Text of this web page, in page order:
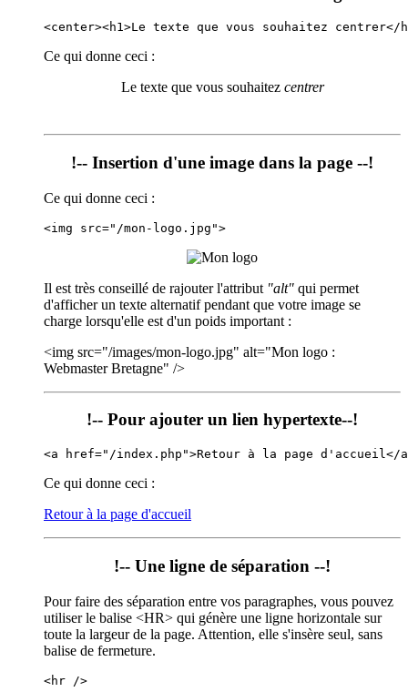
<center><h1>Le texte que vous souhaitez centrer</
Ce qui donne ceci :
Le texte que vous souhaitez centrer
!-- Insertion d'une image dans la page --!
Ce qui donne ceci :
<img src="/mon-logo.jpg">
Il est très conseillé de rajouter l'attribut "alt" qui permet
d'afficher un texte alternatif pendant que votre image se
charge lorsqu'elle est d'un poids important :
<img src="/images/mon-logo.jpg" alt="Mon logo :
Webmaster Bretagne" />
!-- Pour ajouter un lien hypertexte--!
<a href="/index.php">Retour à la page d'accueil</
Ce qui donne ceci :
Retour à la page d'accueil
!-- Une ligne de séparation --!
Pour faire des séparation entre vos paragraphes, vous pouvez
utiliser le balise <HR> qui génère une ligne horizontale sur
toute la largeur de la page. Attention, elle s'insère seul, sans
balise de fermeture.
<hr />